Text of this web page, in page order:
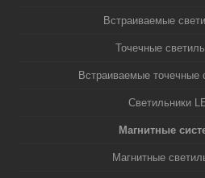
Встраиваемые
Точечные
Встраиваемые точечные
Светильники
Магнитные
Магнитные